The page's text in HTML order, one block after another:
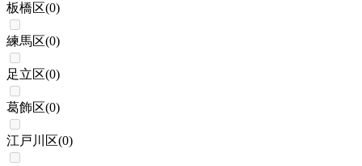
板橋区(0)
練馬区(0)
足立区(0)
葛飾区(0)
江戸川区(0)